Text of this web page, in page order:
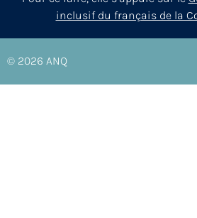
inclusif du français de la
© 2026 ANQ